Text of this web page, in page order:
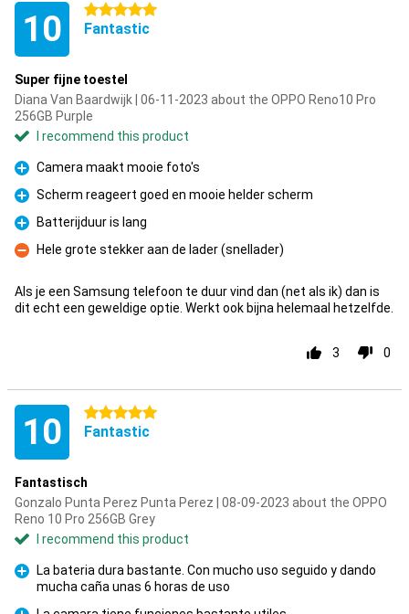
10 5 stars
Fantastic
Super fijne toestel
Diana Van Baardwijk | 06-11-2023 about the OPPO Reno10 Pro
256GB Purple
I recommend this product
Pro
Camera maakt mooie foto's
Pro
Scherm reageert goed en mooie helder scherm
Pro
Batterijduur is lang
Con
Hele grote stekker aan de lader (snellader)
Als je een Samsung telefoon te duur vind dan (net als ik) dan is
dit echt een geweldige optie. Werkt ook bijna helemaal hetzelfde.
3 0
10 5 stars
Fantastic
Fantastisch
Gonzalo Punta Perez Punta Perez | 08-09-2023 about the OPPO
Reno 10 Pro 256GB Grey
I recommend this product
La bateria dura bastante. Con mucho uso seguido y dando
mucha caña unas 6 horas de uso